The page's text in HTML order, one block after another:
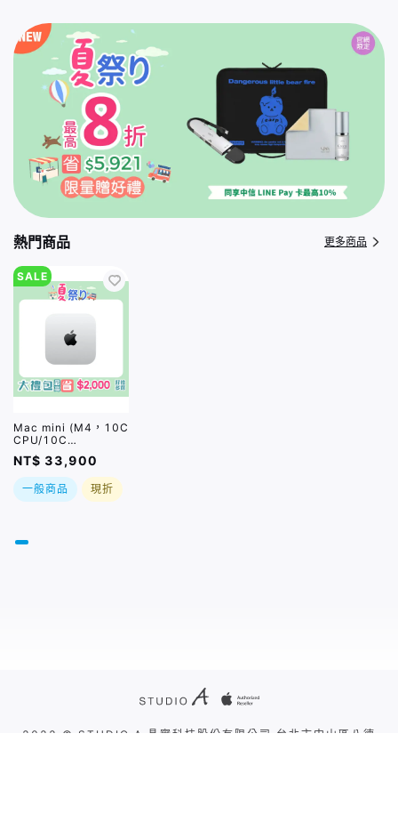
熱門商品 更多商品
SALE
Mac mini (M4，10C
CPU/10C
GPU/16GB/512GB)
｜大禮包最高省
$2000好禮三選一｜
預購，依訂單及原廠實
際到貨時間為準
NT$ 33,900
一般商品 現折
2022 © STUDIO A 晶實科技股份有限公司 台北市中山區八德